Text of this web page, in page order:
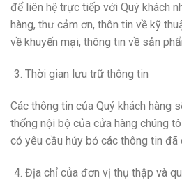
để liên hệ trực tiếp với Quý khách
hàng, thư cảm ơn, thôn tin về kỹ
về khuyến mại, thông tin về sản
Thời gian lưu trữ thông tin
Các thông tin của Quý khách hàng
thống nội bộ của cửa hàng chúng
có yêu cầu hủy bỏ các thông tin đã
Địa chỉ của đơn vị thụ thập và